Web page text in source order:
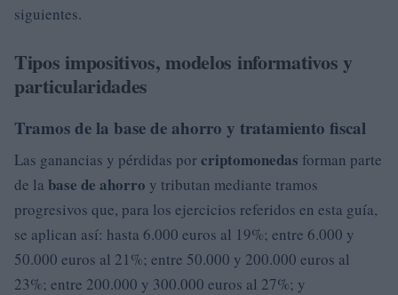
siguientes.
Tipos impositivos, modelos informativos y
particularidades
Tramos de la base de ahorro y tratamiento fiscal
Las ganancias y pérdidas porcriptomonedas forman parte
de la base de ahorro y tributan mediante tramos
progresivos que, para los ejercicios referidos en esta guía,
se aplican así: hasta 6.000 euros al 19%; entre 6.000 y
50.000 euros al 21%; entre 50.000 y 200.000 euros al
23%; entre 200.000 y 300.000 euros al 27%; y